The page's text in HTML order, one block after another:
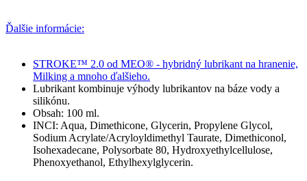
Ďalšie informácie:
STROKE™ 2.0 od MEO® - hybridný lubrikant na hranenie,
Milking a mnoho ďalšieho.
Lubrikant kombinuje výhody lubrikantov na báze vody a
silikónu.
Obsah: 100 ml.
INCI: Aqua, Dimethicone, Glycerin, Propylene Glycol,
Sodium Acrylate/Acryloyldimethyl Taurate, Dimethiconol,
Isohexadecane, Polysorbate 80, Hydroxyethylcellulose,
Phenoxyethanol, Ethylhexylglycerin.